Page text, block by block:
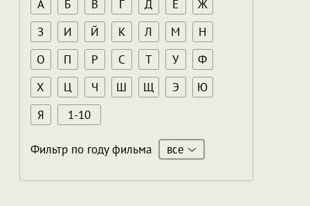
А Б В Г Д Е
Ж
З
И Й К Л М
Н
О
П Р С Т У
Ф
Х
Ц Ч Ш Щ Э
Ю
Я
1-10
Фильтр по году фильма все